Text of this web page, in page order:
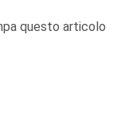
questo articolo